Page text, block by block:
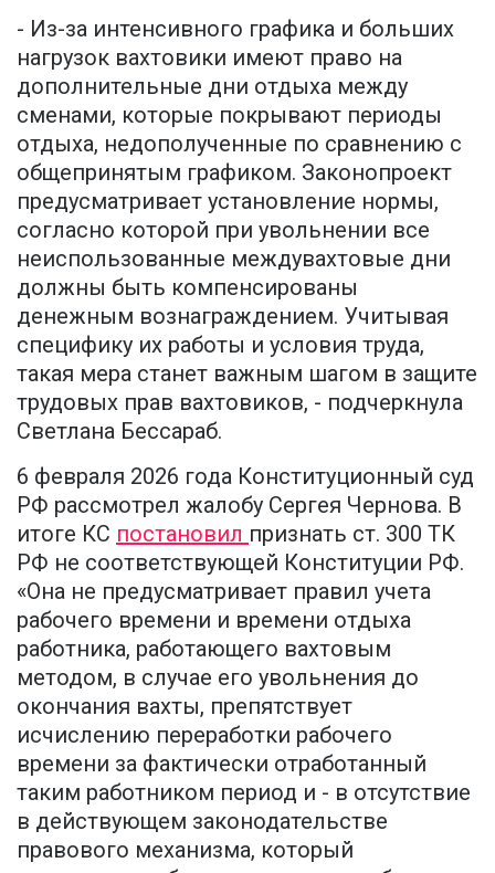
- Из-за интенсивного графика и больших
нагрузок вахтовики имеют право на
дополнительные дни отдыха между
сменами, которые покрывают периоды
отдыха, недополученные по сравнению с
общепринятым графиком. Законопроект
предусматривает установление нормы,
согласно которой при увольнении все
неиспользованные междувахтовые дни
должны быть компенсированы
денежным вознаграждением. Учитывая
специфику их работы и условия труда,
такая мера станет важным шагом в защите
трудовых прав вахтовиков, - подчеркнула
Светлана Бессараб.
6 февраля 2026 года Конституционный суд
РФ рассмотрел жалобу Сергея Чернова. В
итоге КС постановил признать ст. 300 ТК
РФ не соответствующей Конституции РФ.
«Она не предусматривает правил учета
рабочего времени и времени отдыха
работника, работающего вахтовым
методом, в случае его увольнения до
окончания вахты, препятствует
исчислению переработки рабочего
времени за фактически отработанный
таким работником период и - в отсутствие
в действующем законодательстве
правового механизма, который